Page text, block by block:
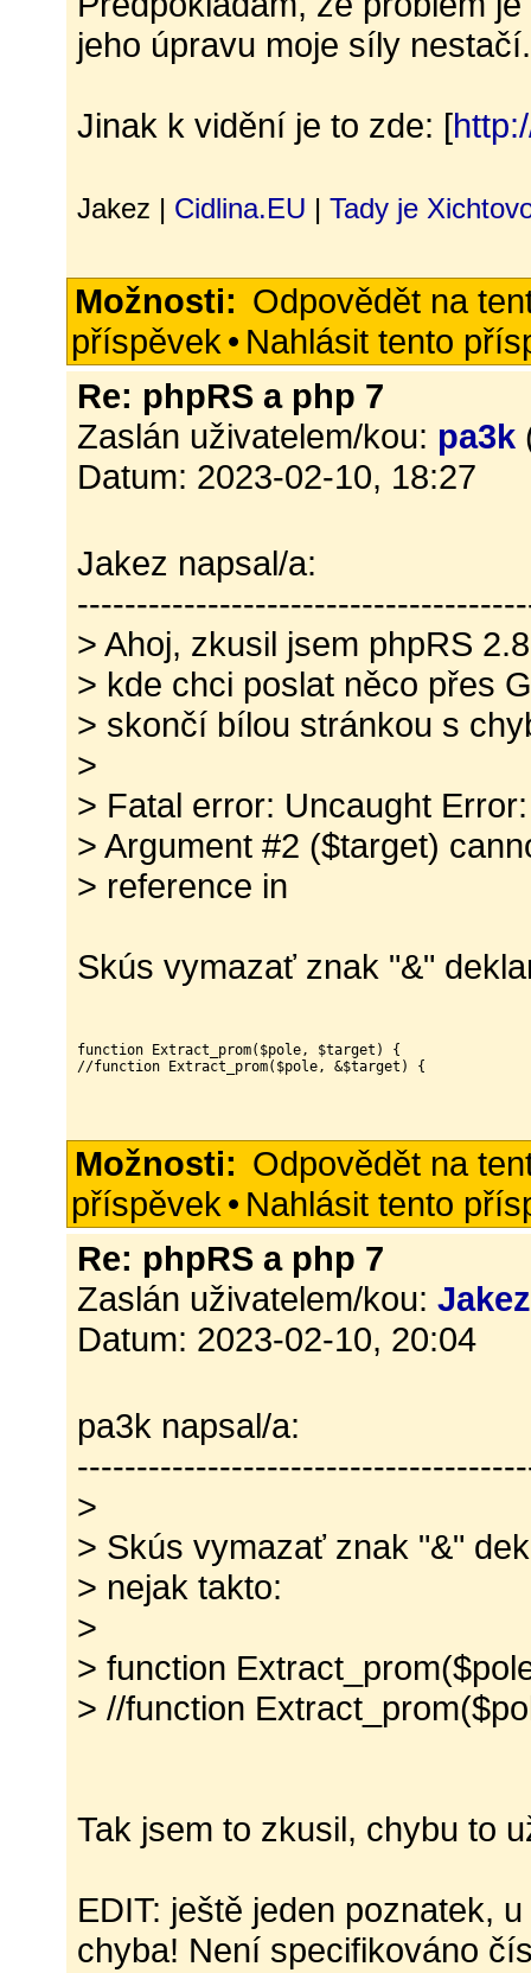
jeho úpravu moje síly
Jinak k vidění je to zde: [
Jakez | Cidlina.EU |Tady je
Možnosti: Odpovědět na
příspěvek • Nahlásit tento
Re: phpRS a php 7
Zaslán uživatelem/kou: pa3k
Datum: 2023-02-10, 18:27
Jakez napsal/a:
> Ahoj, zkusil jsem phpRS
> kde chci poslat něco přes
> skončí bílou stránkou s
>
> Fatal error: Uncaught
> Argument #2 ($target)
> reference in
Skús vymazať znak "&"
function Extract_prom($pole, $target) {
//function Extract_prom($pole, &$target) {
Možnosti: Odpovědět na
příspěvek • Nahlásit tento
Re: phpRS a php 7
Zaslán uživatelem/kou:Jakez
Datum: 2023-02-10, 20:04
pa3k napsal/a:
>
> Skús vymazať znak "&"
> nejak takto:
>
> function
> //function
Tak jsem to zkusil, chybu to
EDIT: ještě jeden poznatek,
chyba! Není specifikováno